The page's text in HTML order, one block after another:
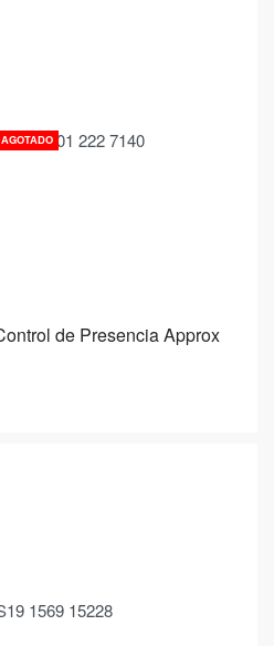
AGOTADO
de Presencia Approx